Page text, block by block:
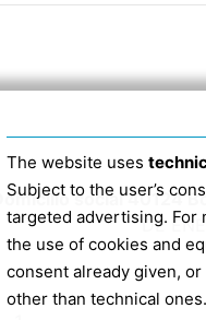
Domicilio social 40124
DE
The website uses
Subject to the user’s
targeted advertising. For
the use of cookies and
consent already given,
other than technical